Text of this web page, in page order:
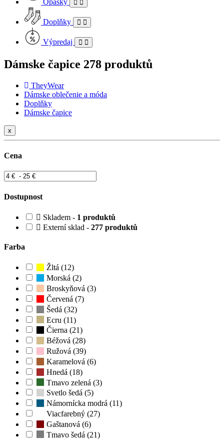
Opasky
Doplňky
Výpredaj
Dámske čapice 278 produktů
TheyWear
Dámske oblečenie a móda
Doplňky
Dámske čapice
x
Cena
Dostupnost
Skladem - 1 produktů
Externí sklad - 277 produktů
Farba
Žltá (12)
Morská (2)
Broskyňová (3)
Červená (7)
Šedá (32)
Ecru (11)
Čierna (21)
Béžová (28)
Ružová (39)
Karamelová (6)
Hnedá (18)
Tmavo zelená (3)
Svetlo šedá (5)
Námornícka modrá (11)
Viacfarebný (27)
Gaštanová (6)
Tmavo šedá (21)